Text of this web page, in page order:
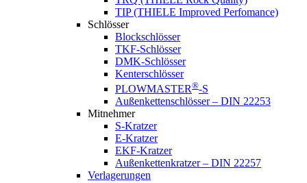
TIP (THIELE Improved Perfomance)
Schlösser
Blockschlösser
TKF-Schlösser
DMK-Schlösser
Kenterschlösser
PLOWMASTER®-S
Außenkettenschlösser – DIN 22253
Mitnehmer
S-Kratzer
E-Kratzer
EKF-Kratzer
Außenkettenkratzer – DIN 22257
Verlagerungen